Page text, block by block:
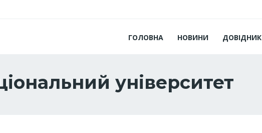
ГОЛОВНА НОВИНИ ДОВІДНИК
університет